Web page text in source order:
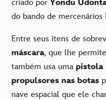
criado por Yondu
do bando de mercenários
Entre seus itens de
máscara, que lhe permite
também usa uma pistola
propulsores nas botas
nave espacial que ele